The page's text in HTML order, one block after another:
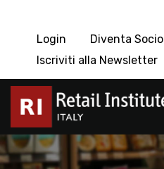
Login
Diventa Socio
Iscriviti alla Newsletter